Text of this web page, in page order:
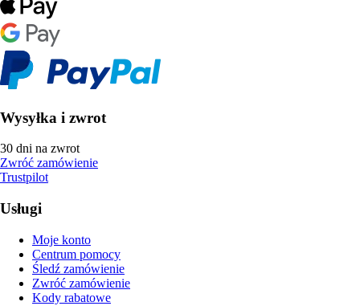
Wysyłka i zwrot
30 dni na zwrot
Zwróć zamówienie
Trustpilot
Usługi
Moje konto
Centrum pomocy
Śledź zamówienie
Zwróć zamówienie
Kody rabatowe